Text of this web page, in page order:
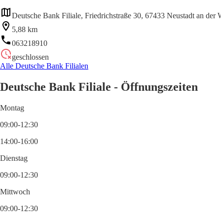
Deutsche Bank Filiale, Friedrichstraße 30, 67433 Neustadt an der
5,88 km
063218910
geschlossen
Alle Deutsche Bank Filialen
Deutsche Bank Filiale - Öffnungszeiten
Montag
09:00-12:30
14:00-16:00
Dienstag
09:00-12:30
Mittwoch
09:00-12:30